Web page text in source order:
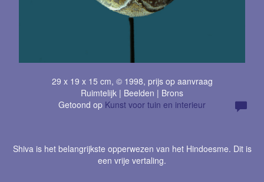
29 x 19 x 15 cm, © 1998, prijs op aanvraag
Ruimtelijk | Beelden | Brons
Getoond op Kunst voor tuin en interieur
Shiva is het belangrijkste opperwezen van het Hindoesme. Dit is
een vrije vertaling.